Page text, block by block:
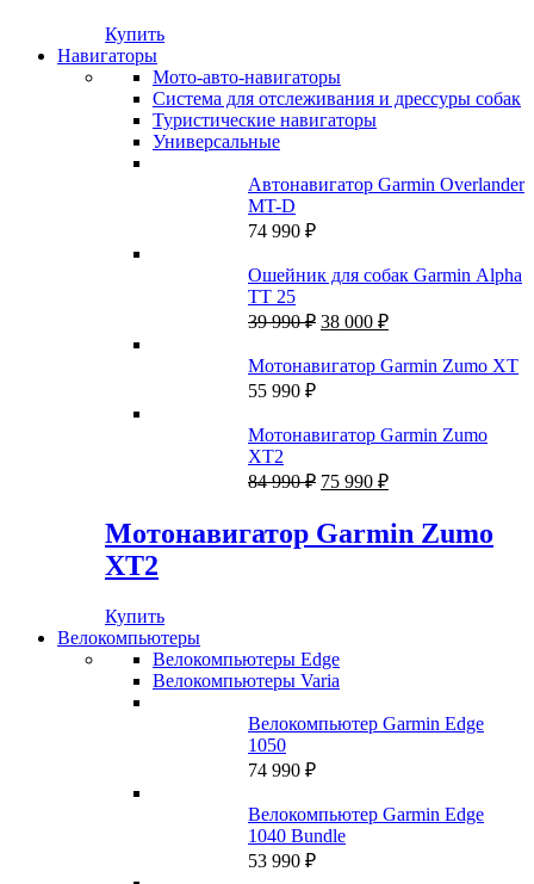
Купить
Навигаторы
Мото-авто-навигаторы
Система для отслеживания и дрессуры собак
Туристические навигаторы
Универсальные
Автонавигатор Garmin Overlander
MT-D
74 990 ₽
Ошейник для собак Garmin Alpha
TT 25
39 990₽ Первоначальная
составляла
39
38 000 ₽Текущая
38
Мотонавигатор Garmin Zumo XT
55 990 ₽
Мотонавигатор Garmin Zumo
XT2
84 990₽ Первоначальная
составляла
84
75 990 ₽Текущая
75
990 ₽.
Мотонавигатор Garmin Zumo
XT2
Купить
Велокомпьютеры
Велокомпьютеры Edge
Велокомпьютеры Varia
Велокомпьютер Garmin Edge
1050
74 990 ₽
Велокомпьютер Garmin Edge
1040 Bundle
53 990 ₽